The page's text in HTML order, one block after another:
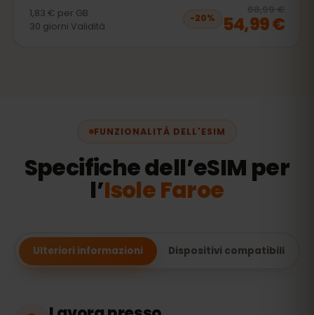
1,83 € per GB
30 giorni Validità
−20%
68,99 €
54,99 €
FUNZIONALITÀ DELL'ESIM
Specifiche dell’eSIM per
l’Isole Faroe
Ulteriori informazioni Dispositivi compatibili